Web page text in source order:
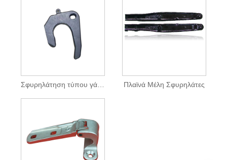
Σφυρηλάτηση τύπου γάντζου Πλαϊνά Μέλη Σφυρηλάτες